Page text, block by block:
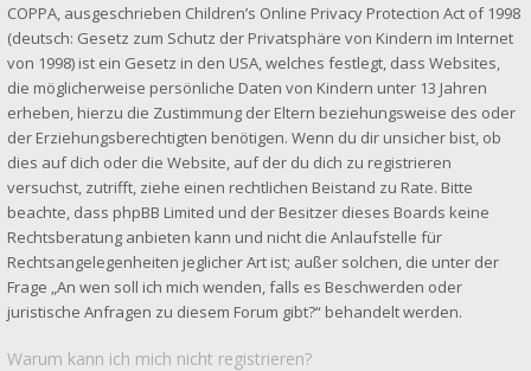
COPPA, ausgeschrieben Children’s Online Privacy Protection Act of 1998
(deutsch: Gesetz zum Schutz der Privatsphäre von Kindern im Internet
von 1998) ist ein Gesetz in den USA, welches festlegt, dass Websites,
die möglicherweise persönliche Daten von Kindern unter 13 Jahren
erheben, hierzu die Zustimmung der Eltern beziehungsweise des oder
der Erziehungsberechtigten benötigen. Wenn du dir unsicher bist, ob
dies auf dich oder die Website, auf der du dich zu registrieren
versuchst, zutrifft, ziehe einen rechtlichen Beistand zu Rate. Bitte
beachte, dass phpBB Limited und der Besitzer dieses Boards keine
Rechtsberatung anbieten kann und nicht die Anlaufstelle für
Rechtsangelegenheiten jeglicher Art ist; außer solchen, die unter der
Frage „An wen soll ich mich wenden, falls es Beschwerden oder
juristische Anfragen zu diesem Forum gibt?“ behandelt werden.
Warum kann ich mich nicht registrieren?